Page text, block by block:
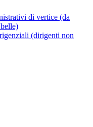
di vertice (da
(dirigenti non